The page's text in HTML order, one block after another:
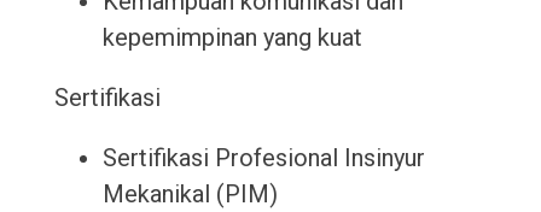
kepemimpinan yang kuat
Sertifikasi
Sertifikasi Profesional Insinyur
Mekanikal (PIM)